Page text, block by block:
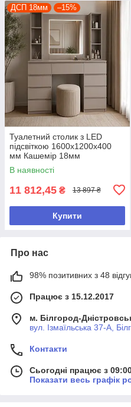
ДСП 18мм –15%
Туалетний столик з LED
підсвіткою 1600х1200х400
мм Кашемір 18мм
В наявності
11 812,45 ₴ 13 897 ₴
Купити
Про нас
98% позитивних з 48
Працює з 15.12.2017
м. Білгород-
вул. Ізмаїльська 37-А,
Контакти
Сьогодні працює з
Показати весь графік